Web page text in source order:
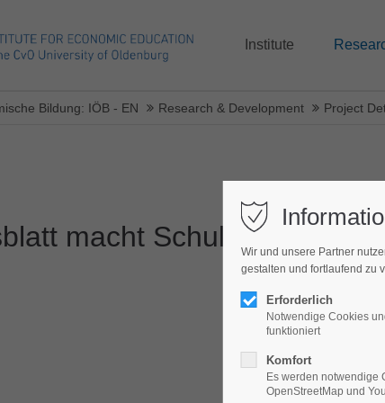
Institute
Bildung: IÖB - EN Research & Development Project
macht Schule - IHK-
Wir und unsere Partner
gestalten und fortlaufend zu
Erforderlich
Notwendige Cookies
funktioniert
Komfort
Es werden notwendige
OpenStreetMap und